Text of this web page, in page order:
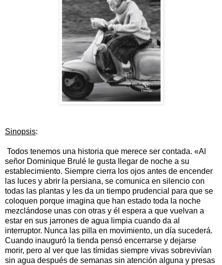
Sinopsis:
Todos tenemos una historia que merece ser contada. «Al
señor Dominique Brulé le gusta llegar de noche a su
establecimiento. Siempre cierra los ojos antes de encender
las luces y abrir la persiana, se comunica en silencio con
todas las plantas y les da un tiempo prudencial para que se
coloquen porque imagina que han estado toda la noche
mezclándose unas con otras y él espera a que vuelvan a
estar en sus jarrones de agua limpia cuando da al
interruptor. Nunca las pilla en movimiento, un día sucederá.
Cuando inauguró la tienda pensó encerrarse y dejarse
morir, pero al ver que las tímidas siempre vivas sobrevivían
sin agua después de semanas sin atención alguna y presas